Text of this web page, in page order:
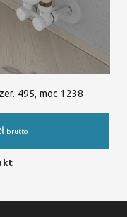
495, moc 1238
brutto